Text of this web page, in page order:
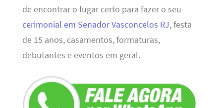
de encontrar o lugar certo para fazer o seu
cerimonial em Senador Vasconcelos RJ, festa
de 15 anos, casamentos, formaturas,
debutantes e eventos em geral.